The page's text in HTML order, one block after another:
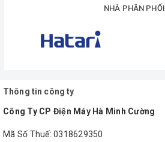
NHÀ PHÂN PHỐI
Thông tin công ty
Công Ty CP Điện Máy Hà Minh Cường
Mã Số Thuế: 0318629350